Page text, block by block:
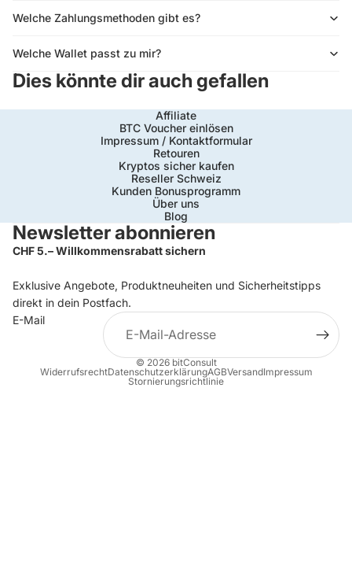
Welche Zahlungsmethoden gibt es?
Welche Wallet passt zu mir?
Dies könnte dir auch gefallen
Affiliate
BTC Voucher einlösen
Impressum / Kontaktformular
Retouren
Kryptos sicher kaufen
Reseller Schweiz
Kunden Bonusprogramm
Über uns
Blog
Newsletter abonnieren
CHF 5.– Willkommensrabatt sichern
Exklusive Angebote, Produktneuheiten und Sicherheitstipps
direkt in dein Postfach.
E-Mail
© 2026 bitConsult
WiderrufsrechtDatenschutzerklärungAGBVersandImpressum
Stornierungsrichtlinie